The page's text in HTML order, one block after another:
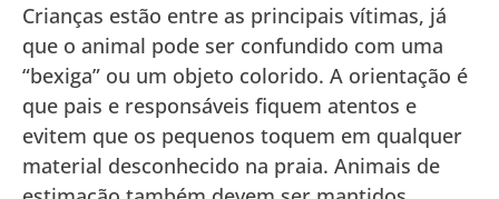
Crianças estão entre as principais vítimas, já
que o animal pode ser confundido com uma
“bexiga” ou um objeto colorido. A orientação é
que pais e responsáveis fiquem atentos e
evitem que os pequenos toquem em qualquer
material desconhecido na praia. Animais de